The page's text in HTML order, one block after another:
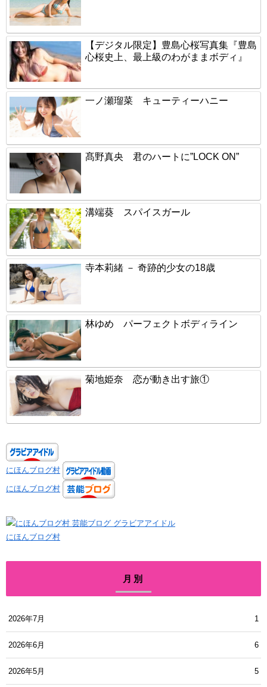
【デジタル限定】豊島心桜写真集『豊島
心桜史上、最上級のわがままボディ』
一ノ瀬瑠菜 キューティーハニー
髙野真央 君のハートに”LOCK ON”
溝端葵 スパイスガール
寺本莉緒 － 奇跡的少女の18歳
林ゆめ パーフェクトボディライン
菊地姫奈 恋が動き出す旅①
にほんブログ村
にほんブログ村
にほんブログ村
月別
2026年7月 1
2026年6月 6
2026年5月 5